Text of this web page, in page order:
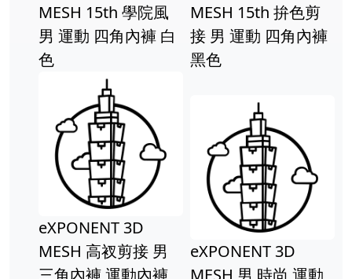
MESH 15th 學院風
男 運動 四角內褲 白
色
MESH 15th 拚色剪
接 男 運動 四角內褲
黑色
eXPONENT 3D
MESH 高衩剪接 男
三角內褲 運動內褲
eXPONENT 3D
MESH 男 時尚 運動